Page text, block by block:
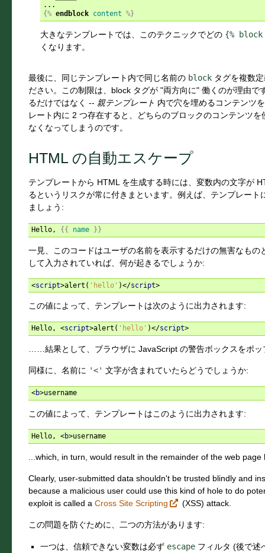
{% endblock content %}
大きなテンプレートでは、このテクニックでどの {%
block
くなります。
最後に、同じテンプレート内で同じ名前の block タグを複数
ださい。この制限は、block タグが "両方向に" 働くのが理由
るだけではなく -- 親テンプレート 内で穴を埋めるコンテンツ
レート内に 2 つ存在すると、どちらのブロックのコンテンツ
なくなってしまうのです。
HTML の自動エスケープ
テンプレートから HTML を生成する時には、変数内の文字が
るというリスクが常に付きまといます。例えば、テンプレー
ましょう:
Hello, {{ name }}
一見、このコードはユーザの名前を表示するだけの無害なも
して入力されていれば、何が起きるでしょうか:
<script>alert ( 'hello' )</script>
この値によって、テンプレートは次のように出力されます:
Hello, <script>alert ( 'hello' )</script>
……結果として、ブラウザに JavaScript の警告ボックスをポ
同様に、名前に '<' 文字が含まれていたらどうでしょうか:
<b> username
この値によって、テンプレートはこのように出力されます:
Hello, <b> username
...which, in turn, would result in the remainder of the web page
Clearly, user-submitted data shouldn't be trusted blindly and
because a malicious user could use this kind of hole to do
exploit is called a Cross Site Scripting (XSS) attack.
この問題を防ぐために、二つの方法があります:
一つは、信頼できない変数は必ず escape フィルタ (後で述